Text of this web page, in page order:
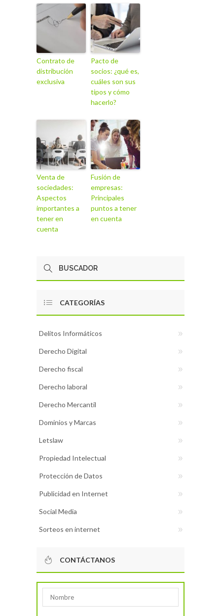
Contrato de
distribución
exclusiva
Pacto de
socios: ¿qué es,
cuáles son sus
tipos y cómo
hacerlo?
Venta de
sociedades:
Aspectos
importantes a
tener en
cuenta
Fusión de
empresas:
Principales
puntos a tener
en cuenta
CATEGORÍAS
Delitos Informáticos
Derecho Digital
Derecho fiscal
Derecho laboral
Derecho Mercantil
Dominios y Marcas
Letslaw
Propiedad Intelectual
Protección de Datos
Publicidad en Internet
Social Media
Sorteos en internet
CONTÁCTANOS